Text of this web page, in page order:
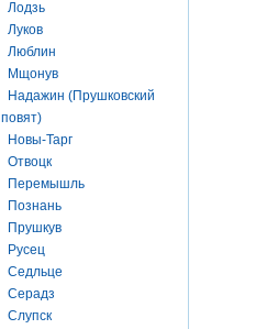
Лодзь
Луков
Люблин
Мщонув
Надажин (Прушковский
повят)
Новы-Тарг
Отвоцк
Перемышль
Познань
Прушкув
Русец
Седльце
Серадз
Слупск